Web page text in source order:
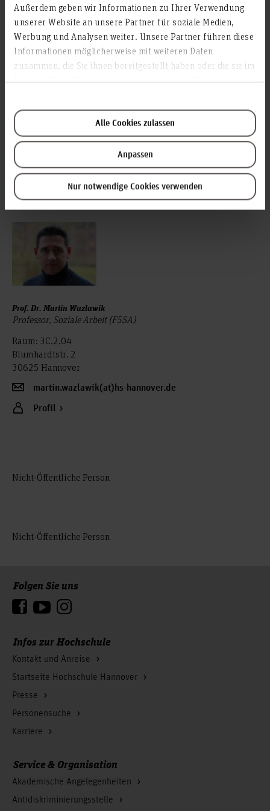
Außerdem geben wir Informationen zu Ihrer Verwendung
unserer Website an unsere Partner für soziale Medien,
Werbung und Analysen weiter. Unsere Partner führen diese
Informationen möglicherweise mit weiteren Daten
zusammen, die Sie ihnen bereitgestellt haben oder die sie im
Alle Cookies zulassen
Anpassen
Nur notwendige Cookies verwenden
Projektmitarbeit: Annkathrin Schwerthelm, M.A., und
Jasmin Stehr, M.A.
Drittmittelgeber: BMBF-Bundesministerium für Bildung
und Forschung
Verbundpartner*in: Deutsche Gesellschaft für Prävention
und Intervention e. V. (Projektleitung: Sylvia Fein)
Ansprechpartner*innen
Prof. Dr. Martin Wazlawik
Professor, Soziale Arbeit (F5SA)
Raum: 3C.2.04
Blumhardtstr. 2
30625 Hannover
martin.wazlawik(at)hs-hannover.de
Profil
Nicht-Öffentliche Person
Nicht-Öffentliche Person
Infos zur Hochschule
Kontakt und Anreise
Startseite Hochschule Hannover
Presse
Personensuche
Karriere
Folgen Sie uns
Service & Organisation
Akademische Angelegenheiten
Antidiskriminierungsstelle